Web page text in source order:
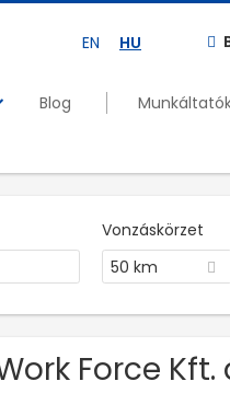
EN HU
Blog
Vonzáskörzet
50 km
Force Kft.